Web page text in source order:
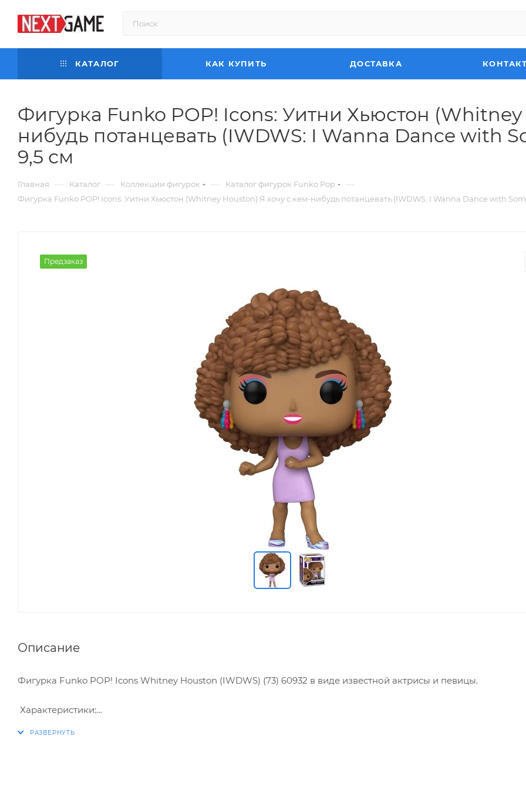
КАТАЛОГ КАК КУПИТЬ ДОСТАВКА
Фигурка Funko POP! Icons: Уитни Хьюстон
нибудь потанцевать (IWDWS: I Wanna Dance with
9,5 см
Главная — Каталог — Коллекции фигурок — Каталог фигурок Funko Pop —
Фигурка Funko POP! Icons: Уитни Хьюстон (Whitney Houston) Я хочу с кем-нибудь потанцевать (IWDWS: I Wanna Dance with
Предзаказ
Описание
Фигурка Funko POP! Icons Whitney Houston (IWDWS) (73) 60932 в виде известной актрисы и певицы.
Характеристики: